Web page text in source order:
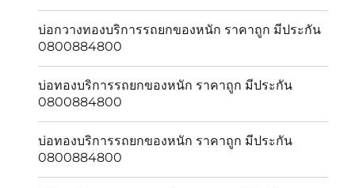
บ่อกวางทองบริการรถยกของหนัก ราคาถูก มีประกัน
0800884800
บ่อทองบริการรถยกของหนัก ราคาถูก มีประกัน
0800884800
บ่อทองบริการรถยกของหนัก ราคาถูก มีประกัน
0800884800